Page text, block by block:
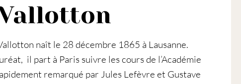
naît le 28 décembre 1865 à Lausanne.
il part à Paris suivre les cours de l’Académie
remarqué par Jules Lefèvre et Gustave